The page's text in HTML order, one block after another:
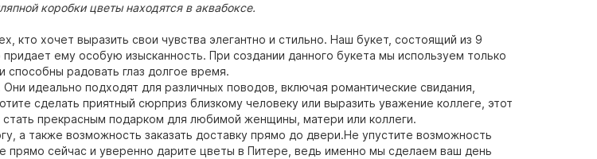
коробки цветы находятся в аквабоксе.
кто хочет выразить свои чувства элегантно и стильно. Наш букет, состоящий из 9
ему особую изысканность. При создании данного букета мы используем только
радовать глаз долгое время.
идеально подходят для различных поводов, включая романтические свидания,
сделать приятный сюрприз близкому человеку или выразить уважение коллеге, этот
прекрасным подарком для любимой женщины, матери или коллеги.
а также возможность заказать доставку прямо до двери.Не упустите возможность
прямо сейчас и уверенно дарите цветы в Питере, ведь именно мы сделаем ваш день